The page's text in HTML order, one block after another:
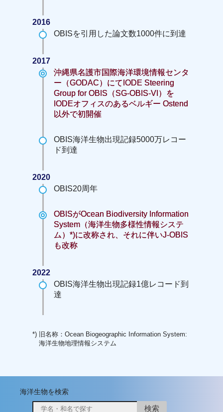
2016
OBISを引用した論文数1000件に到達
2017
沖縄県名護市国際海洋環境情報センタ
ー（GODAC）にてIODE Steering
Group for OBIS（SG-OBIS-VI）を
IODEオフィスのあるベルギー Ostend
以外で初開催
OBIS海洋生物出現記録5000万レコー
ド到達
2020
OBIS20周年
OBISがOcean Biodiversity Information
System（海洋生物多様性情報システ
ム）*)に改称され、それに伴いJ-OBIS
も改称
2022
OBIS海洋生物出現記録1億レコード到
達
*) 旧名称：Ocean Biogeographic Information System:
海洋生物地理情報システム
海洋生物を検索